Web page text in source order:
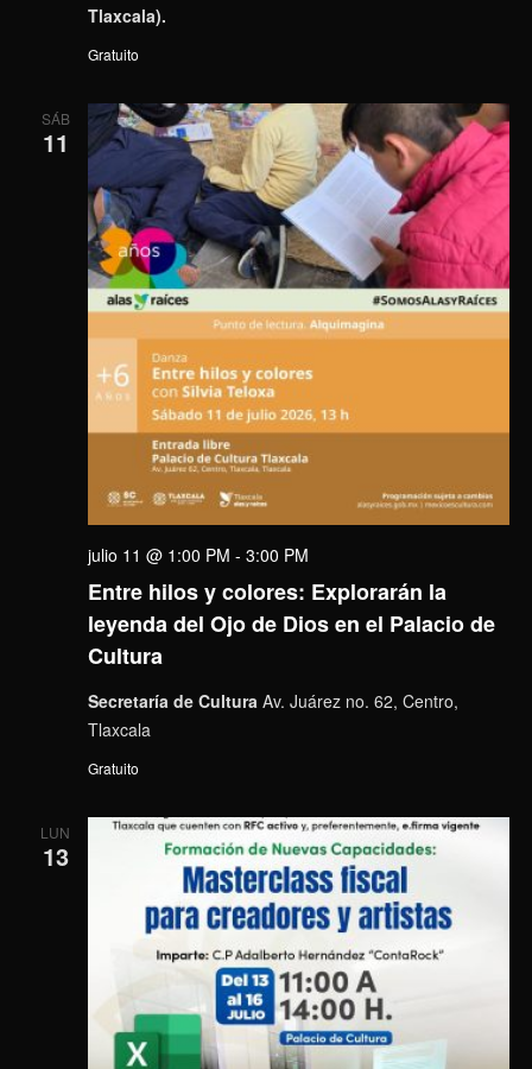
Tlaxcala).
Gratuito
SÁB
11
Entre hilos y colores: Explorarán la
leyenda del Ojo de Dios en el Palacio de
Cultura
julio 11 @ 1:00 PM - 3:00 PM
Secretaría de Cultura Av. Juárez no. 62, Centro,
Tlaxcala
Gratuito
LUN
13